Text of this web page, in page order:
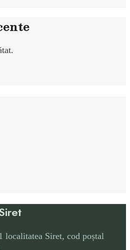
localitatea Siret, cod poștal